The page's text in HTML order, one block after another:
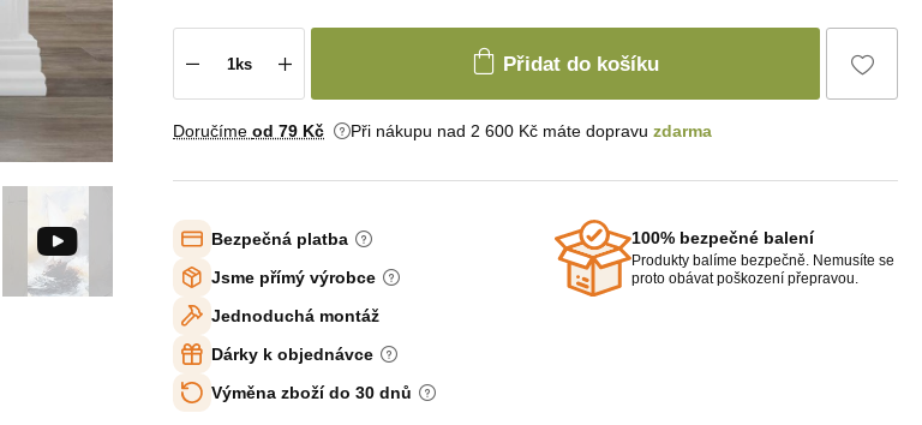
Přidat do košíku
Doručíme od 79 Kč Při nákupu nad 2 600 Kč máte dopravu zdarma
Bezpečná platba
Jsme přímý výrobce
Jednoduchá montáž
Dárky k objednávce
Výměna zboží do 30 dnů
100% bezpečné balení
Produkty balíme bezpečně. Nemusíte se
proto obávat poškození přepravou.